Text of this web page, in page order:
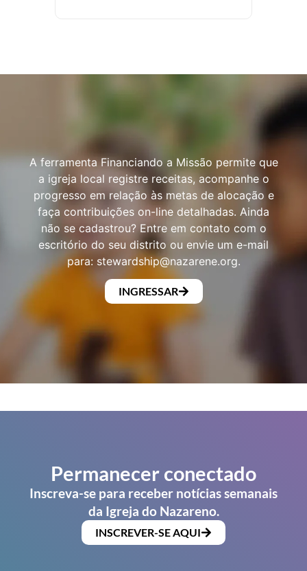
A ferramenta Financiando a Missão permite que
a igreja local registre receitas, acompanhe o
progresso em relação às metas de alocação e
faça contribuições on-line detalhadas. Ainda
não se cadastrou? Entre em contato com o
escritório do seu distrito ou envie um e-mail
para: stewardship@nazarene.org.
INGRESSAR
Permanecer conectado
Inscreva-se para receber notícias semanais
da Igreja do Nazareno.
INSCREVER-SE AQUI